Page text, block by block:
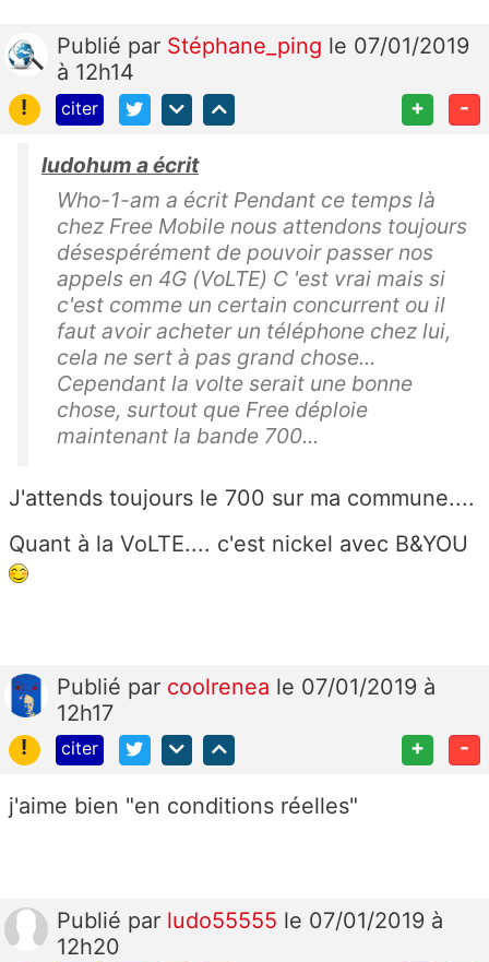
Publié par Stéphane_ping le 07/01/2019
à 12h14
!
citer + -
ludohum a écrit
Who-1-am a écrit Pendant ce temps là
chez Free Mobile nous attendons toujours
désespérément de pouvoir passer nos
appels en 4G (VoLTE) C 'est vrai mais si
c'est comme un certain concurrent ou il
faut avoir acheter un téléphone chez lui,
cela ne sert à pas grand chose...
Cependant la volte serait une bonne
chose, surtout que Free déploie
maintenant la bande 700...
J'attends toujours le 700 sur ma commune....
Quant à la VoLTE.... c'est nickel avec B&YOU
Publié par coolrenea le 07/01/2019 à
12h17
!
citer + -
j'aime bien "en conditions réelles"
Publié par ludo55555 le 07/01/2019 à
12h20